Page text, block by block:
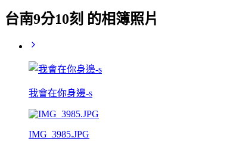
台南9分10刻 的相簿照片
我會在你身邊-s
IMG_3985.JPG